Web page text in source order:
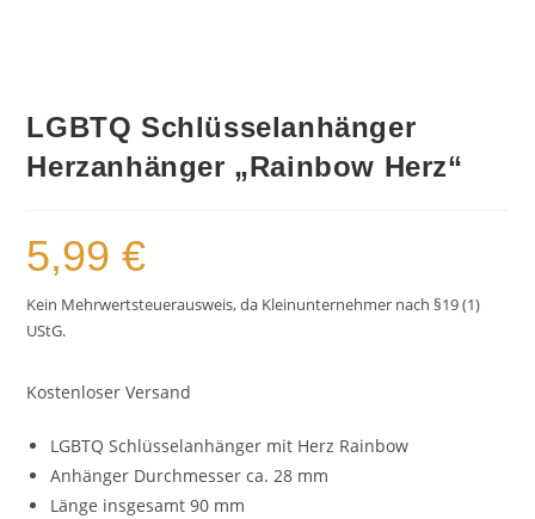
LGBTQ Schlüsselanhänger
Herzanhänger „Rainbow Herz“
5,99€
Kein Mehrwertsteuerausweis, da Kleinunternehmer nach §19 (1)
UStG.
Kostenloser Versand
LGBTQ Schlüsselanhänger mit Herz Rainbow
Anhänger Durchmesser ca. 28 mm
Länge insgesamt 90 mm